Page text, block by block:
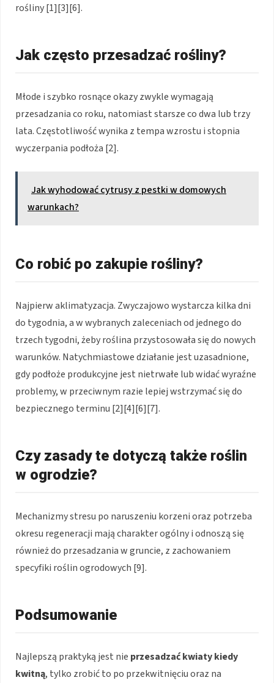
rośliny [1][3][6].
Jak często przesadzać rośliny?
Młode i szybko rosnące okazy zwykle wymagają
przesadzania co roku, natomiast starsze co dwa lub trzy
lata. Częstotliwość wynika z tempa wzrostu i stopnia
wyczerpania podłoża [2].
Jak wyhodować cytrusy z pestki w domowych
warunkach?
Co robić po zakupie rośliny?
Najpierw aklimatyzacja. Zwyczajowo wystarcza kilka dni
do tygodnia, a w wybranych zaleceniach od jednego do
trzech tygodni, żeby roślina przystosowała się do nowych
warunków. Natychmiastowe działanie jest uzasadnione,
gdy podłoże produkcyjne jest nietrwałe lub widać wyraźne
problemy, w przeciwnym razie lepiej wstrzymać się do
bezpiecznego terminu [2][4][6][7].
Czy zasady te dotyczą także roślin
w ogrodzie?
Mechanizmy stresu po naruszeniu korzeni oraz potrzeba
okresu regeneracji mają charakter ogólny i odnoszą się
również do przesadzania w gruncie, z zachowaniem
specyfiki roślin ogrodowych [9].
Podsumowanie
Najlepszą praktyką jest nie przesadzać kwiaty kiedy
kwitną, tylko zrobić to po przekwitnięciu oraz na